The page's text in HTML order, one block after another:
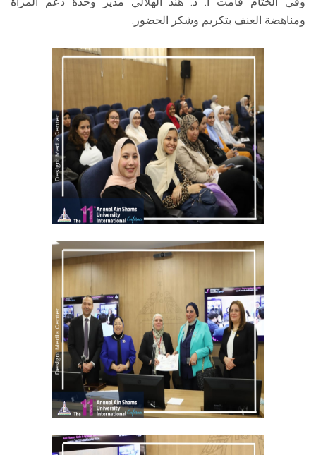
ومناهضة العنف بتكريم وشكر الحضور.